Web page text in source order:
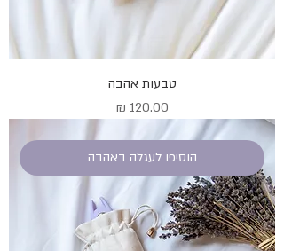
טבעות אהבה
מחיר
הוסיפו לעגלה באהבה